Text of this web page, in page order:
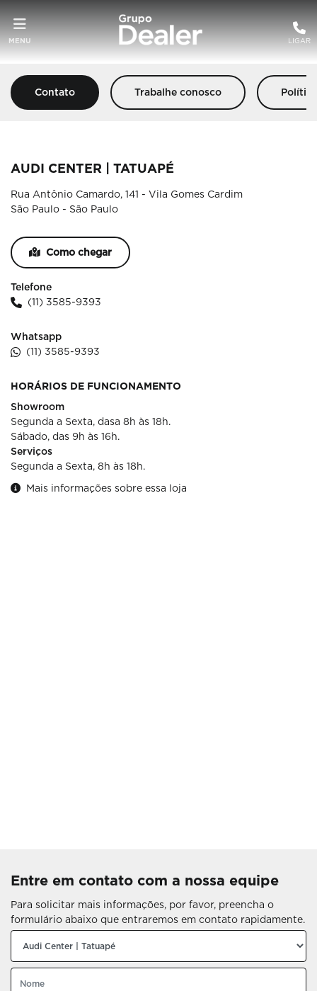
MENU LIGAR
Contato Trabalhe conosco
AUDI CENTER | TATUAPÉ
Rua Antônio Camardo, 141 - Vila Gomes Cardim
São Paulo - São Paulo
Como chegar
Telefone
(11) 3585-9393
Whatsapp
(11) 3585-9393
HORÁRIOS DE FUNCIONAMENTO
Showroom
Segunda a Sexta, dasa 8h às 18h.
Sábado, das 9h às 16h.
Serviços
Segunda a Sexta, 8h às 18h.
Mais informações sobre essa loja
Entre em contato com a nossa equipe
Para solicitar mais informações, por favor, preencha o
formulário abaixo que entraremos em contato rapidamente.